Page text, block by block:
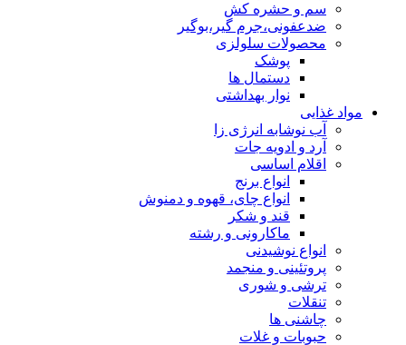
سم و حشره کش
ضدعفونی،جرم گیر،بوگیر
محصولات سلولزی
پوشک
دستمال ها
نوار بهداشتی
مواد غذایی
آب نوشابه انرژی زا
آرد و ادویه جات
اقلام اساسی
انواع برنج
انواع چای، قهوه و دمنوش
قند و شکر
ماکارونی و رشته
انواع نوشیدنی
پروتئینی و منجمد
ترشی و شوری
تنقلات
چاشنی ها
حبوبات و غلات